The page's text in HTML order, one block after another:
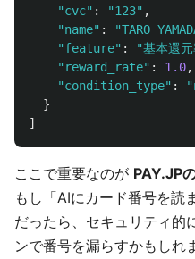
"cvc" : "123" ,
"name" : "TARO
"feature" : "基本還
" reward_rate" : 1.0,
"condition_type" : "
}
]
ここで重要なのが PAY.JP
もし「AIにカード番号を読
だったら、セキュリティ的
ンで番号を漏らすかもしれ